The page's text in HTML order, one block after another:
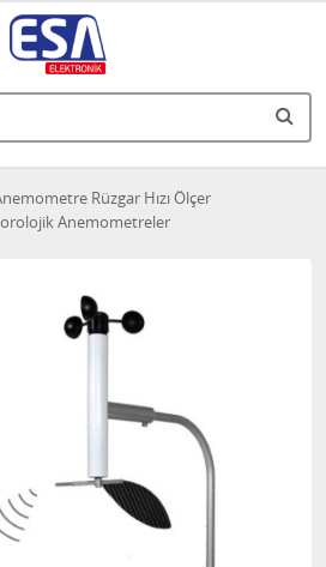
Rüzgar Hızı Ölçer
Anemometreler